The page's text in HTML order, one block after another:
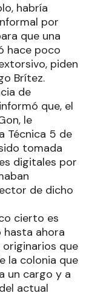
habría
por
que una
hace poco
piden
Brítez.
de
que, el
le
Técnica 5 de
tomada
digitales por
de dicho
cierto es
hasta ahora
que
la colonia que
un cargo y a
actual